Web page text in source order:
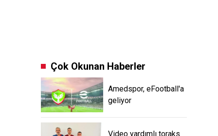
Çok Okunan Haberler
Amedspor, eFootball'a
geliyor
Video yardımlı toraks